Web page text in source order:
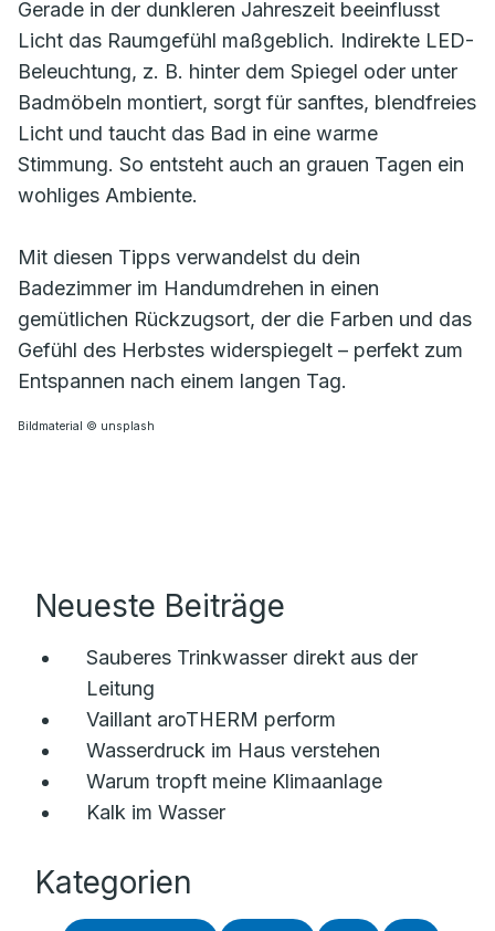
Gerade in der dunkleren Jahreszeit beeinflusst
Licht das Raumgefühl maßgeblich. Indirekte LED-
Beleuchtung, z. B. hinter dem Spiegel oder unter
Badmöbeln montiert, sorgt für sanftes, blendfreies
Licht und taucht das Bad in eine warme
Stimmung. So entsteht auch an grauen Tagen ein
wohliges Ambiente.
Mit diesen Tipps verwandelst du dein
Badezimmer im Handumdrehen in einen
gemütlichen Rückzugsort, der die Farben und das
Gefühl des Herbstes widerspiegelt – perfekt zum
Entspannen nach einem langen Tag.
Bildmaterial © unsplash
Neueste Beiträge
Sauberes Trinkwasser direkt aus der
Leitung
Vaillant aroTHERM perform
Wasserdruck im Haus verstehen
Warum tropft meine Klimaanlage
Kalk im Wasser
Kategorien